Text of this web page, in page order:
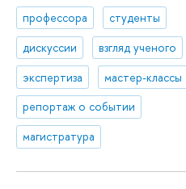
профессора
студенты
дискуссии
взгляд ученого
экспертиза
мастер-классы
репортаж о событии
магистратура